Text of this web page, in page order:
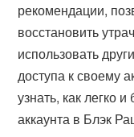
рекомендации,
восстановить
использовать
доступа к своему
узнать, как легко
аккаунта в Блэк